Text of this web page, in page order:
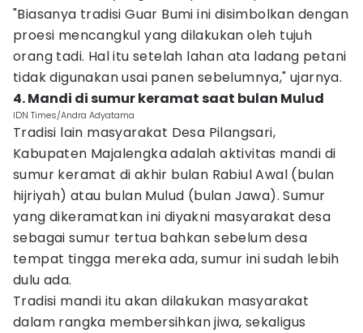
"Biasanya tradisi Guar Bumi ini disimbolkan dengan
proesi mencangkul yang dilakukan oleh tujuh
orang tadi. Hal itu setelah lahan ata ladang petani
tidak digunakan usai panen sebelumnya," ujarnya.
4. Mandi di sumur keramat saat bulan Mulud
IDN Times/Andra Adyatama
Tradisi lain masyarakat Desa Pilangsari,
Kabupaten Majalengka adalah aktivitas mandi di
sumur keramat di akhir bulan Rabiul Awal (bulan
hijriyah) atau bulan Mulud (bulan Jawa). Sumur
yang dikeramatkan ini diyakni masyarakat desa
sebagai sumur tertua bahkan sebelum desa
tempat tingga mereka ada, sumur ini sudah lebih
dulu ada.
Tradisi mandi itu akan dilakukan masyarakat
dalam rangka membersihkan jiwa, sekaligus